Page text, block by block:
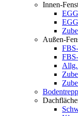
Innen-
Außen-